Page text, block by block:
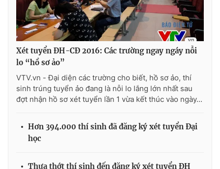
VTV Money VTV Thể thao
VTV Sức khoẻ Bất động sản
Thị trường 24h Tấm lòng Việt
VTV9
Liên hệ tòa soạn English
Xét tuyển ĐH-CĐ 2016: Các trường ngay ngáy nỗi
lo “hồ sơ ảo”
VTV.vn - Đại diện các trường cho biết, hồ sơ ảo, thí
sinh trúng tuyển ảo đang là nỗi lo lắng lớn nhất sau
đợt nhận hồ sơ xét tuyển lần 1 vừa kết thúc vào ngày...
Hơn 394.000 thí sinh đã đăng ký xét tuyển Đại
học
Thưa thớt thí sinh đến đăng ký xét tuyển ĐH